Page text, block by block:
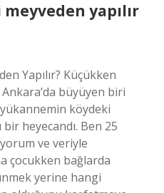
yapılır
Yapılır? Küçükken
büyüyen biri
köydeki
heyecandı. Ben 25
ve veriyle
çocukken bağlarda
yerine hangi